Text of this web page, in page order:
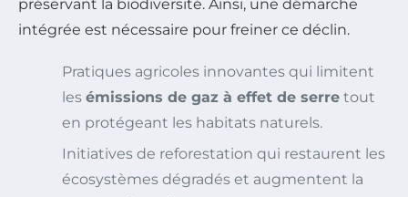
préservant la biodiversité. Ainsi, une démarche
intégrée est nécessaire pour freiner ce déclin.
Pratiques agricoles innovantes qui limitent
les émissions de gaz à effet de serre tout
en protégeant les habitats naturels.
Initiatives de reforestation qui restaurent les
écosystèmes dégradés et augmentent la